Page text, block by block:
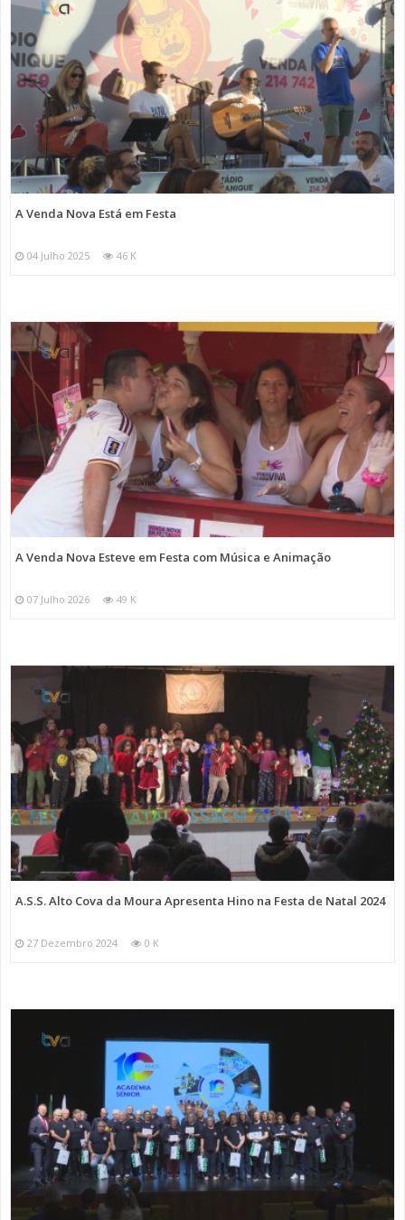
A Venda Nova Está em Festa
04 Julho 2025 46 K
A Venda Nova Esteve em Festa com Música e Animação
07 Julho 2026 49 K
A.S.S. Alto Cova da Moura Apresenta Hino na Festa de Natal 2024
27 Dezembro 2024 0 K